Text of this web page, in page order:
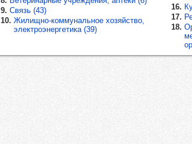
9. Связь (43)
10. Жилищно-коммунальное хозяйство,
электроэнергетика (39)
16.
17.
18.